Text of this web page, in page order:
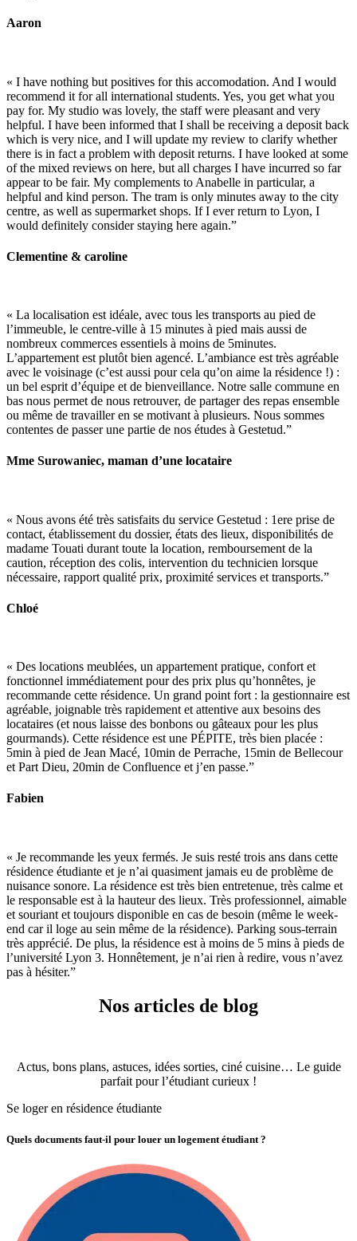
Aaron
« I have nothing but positives for this accomodation. And I would
recommend it for all international students. Yes, you get what you
pay for. My studio was lovely, the staff were pleasant and very
helpful. I have been informed that I shall be receiving a deposit back
which is very nice, and I will update my review to clarify whether
there is in fact a problem with deposit returns. I have looked at some
of the mixed reviews on here, but all charges I have incurred so far
appear to be fair. My complements to Anabelle in particular, a
helpful and kind person. The tram is only minutes away to the city
centre, as well as supermarket shops. If I ever return to Lyon, I
would definitely consider staying here again.”
Clementine & caroline
« La localisation est idéale, avec tous les transports au pied de
l’immeuble, le centre-ville à 15 minutes à pied mais aussi de
nombreux commerces essentiels à moins de 5minutes.
L’appartement est plutôt bien agencé. L’ambiance est très agréable
avec le voisinage (c’est aussi pour cela qu’on aime la résidence !) :
un bel esprit d’équipe et de bienveillance. Notre salle commune en
bas nous permet de nous retrouver, de partager des repas ensemble
ou même de travailler en se motivant à plusieurs. Nous sommes
contentes de passer une partie de nos études à Gestetud.”
Mme Surowaniec, maman d’une locataire
« Nous avons été très satisfaits du service Gestetud : 1ere prise de
contact, établissement du dossier, états des lieux, disponibilités de
madame Touati durant toute la location, remboursement de la
caution, réception des colis, intervention du technicien lorsque
nécessaire, rapport qualité prix, proximité services et transports.”
Chloé
« Des locations meublées, un appartement pratique, confort et
fonctionnel immédiatement pour des prix plus qu’honnêtes, je
recommande cette résidence. Un grand point fort : la gestionnaire est
agréable, joignable très rapidement et attentive aux besoins des
locataires (et nous laisse des bonbons ou gâteaux pour les plus
gourmands). Cette résidence est une PÉPITE, très bien placée :
5min à pied de Jean Macé, 10min de Perrache, 15min de Bellecour
et Part Dieu, 20min de Confluence et j’en passe.”
Fabien
« Je recommande les yeux fermés. Je suis resté trois ans dans cette
résidence étudiante et je n’ai quasiment jamais eu de problème de
nuisance sonore. La résidence est très bien entretenue, très calme et
le responsable est à la hauteur des lieux. Très professionnel, aimable
et souriant et toujours disponible en cas de besoin (même le week-
end car il loge au sein même de la résidence). Parking sous-terrain
très apprécié. De plus, la résidence est à moins de 5 mins à pieds de
l’université Lyon 3. Honnêtement, je n’ai rien à redire, vous n’avez
pas à hésiter.”
Nos articles de blog
Actus, bons plans, astuces, idées sorties, ciné cuisine… Le guide
parfait pour l’étudiant curieux !
Se loger en résidence étudiante
Quels documents faut-il pour louer un logement étudiant ?